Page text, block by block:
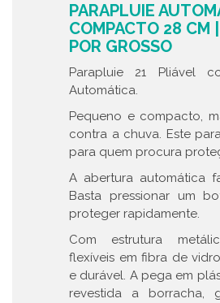
PARAPLUIE
COMPACTO 28 CM
POR GROSSO
Parapluie 21 Pliável
Automática.
Pequeno e compacto,
contra a chuva. Este
para quem procura
A abertura automática
Basta pressionar um
proteger rapidamente.
Com estrutura
flexíveis em fibra de
e durável. A pega em
revestida a borracha,